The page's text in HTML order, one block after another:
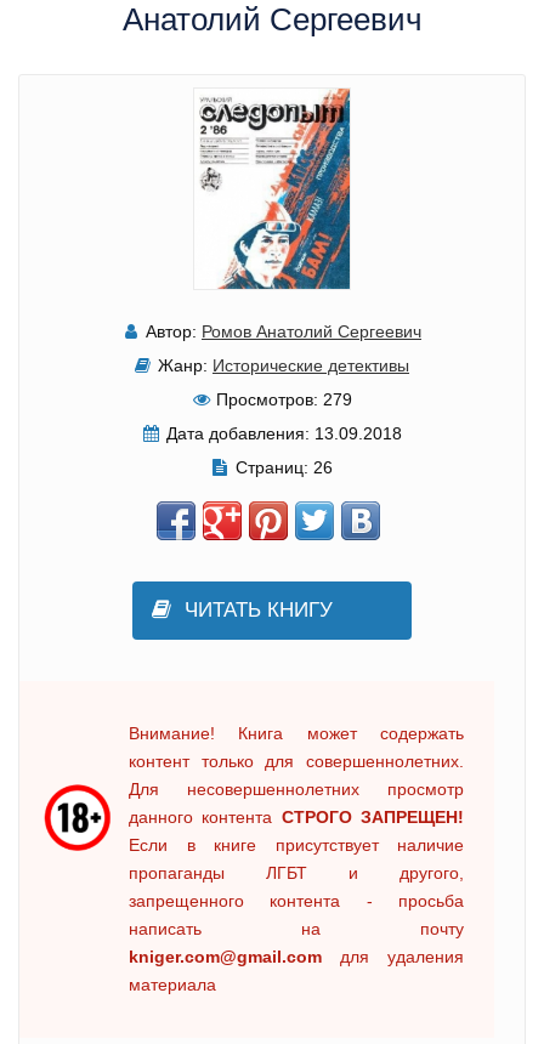
Анатолий Сергеевич
Автор: Ромов Анатолий Сергеевич
Жанр: Исторические детективы
Просмотров: 279
Дата добавления: 13.09.2018
Страниц: 26
ЧИТАТЬ КНИГУ
Внимание! Книга может содержать
контент только для совершеннолетних.
Для несовершеннолетних просмотр
данного контента СТРОГО ЗАПРЕЩЕН!
Если в книге присутствует наличие
пропаганды ЛГБТ и другого,
запрещенного контента - просьба
написать на почту
kniger.com@gmail.com для удаления
материала